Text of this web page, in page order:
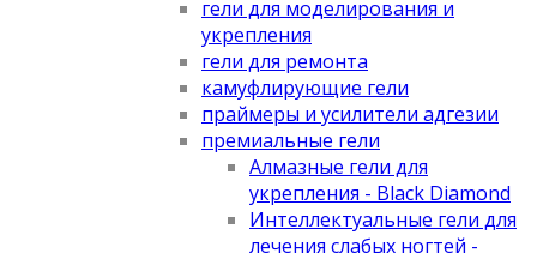
гели для моделирования и
укрепления
гели для ремонта
камуфлирующие гели
праймеры и усилители адгезии
премиальные гели
Алмазные гели для
укрепления - Black Diamond
Интеллектуальные гели для
лечения слабых ногтей -